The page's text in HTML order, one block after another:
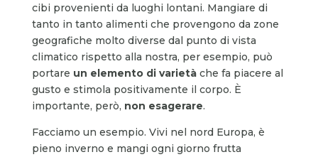
cibi provenienti da luoghi lontani. Mangiare di
tanto in tanto alimenti che provengono da zone
geografiche molto diverse dal punto di vista
climatico rispetto alla nostra, per esempio, può
portare un elemento di varietà che fa piacere al
gusto e stimola positivamente il corpo. È
importante, però, non esagerare.
Facciamo un esempio. Vivi nel nord Europa, è
pieno inverno e mangi ogni giorno frutta